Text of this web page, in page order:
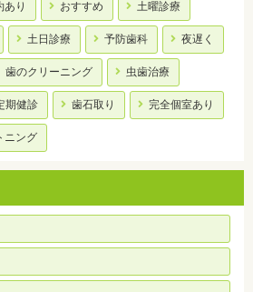
あり おすすめ 土曜診療
土日診療 予防歯科 夜遅く
歯のクリーニング 虫歯治療
期健診 歯石取り 完全個室あり
ニング